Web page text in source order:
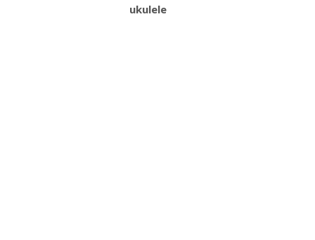
ukulele